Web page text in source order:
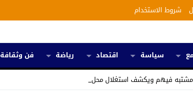
شروط الاستخدام
سياسة اقتصاد رياضة فن وثقافة